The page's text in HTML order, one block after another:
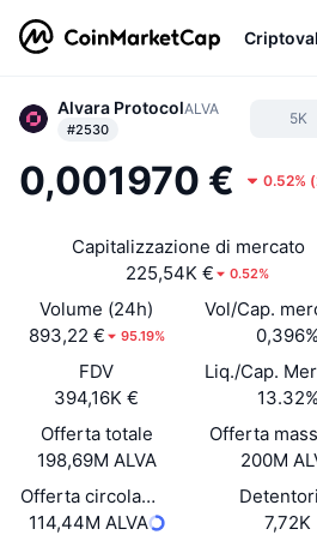
Alvara ProtocolALVA
#2530
5K
0,001970 € 0.52% (
Capitalizzazione di mercato
225,54K €
0.52%
Volume (24h)
893,22 €
95.19%
Vol/Cap.
0,396%
FDV
394,16K €
Liq./Cap.
13.32%
Offerta totale
198,69M ALVA
Offerta
200M
Offerta circolante
114,44M ALVA
Detentori
7,72K